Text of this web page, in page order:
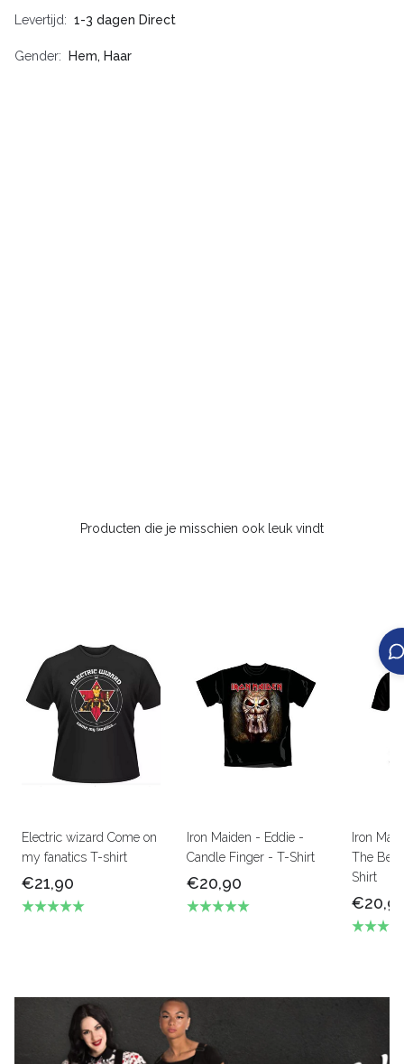
Levertijd 1-3 dagen Direct
Gender Hem, Haar
Producten die je misschien ook leuk vindt
Electric wizard Come on
my fanatics T-shirt
€21,90
Iron Maiden - Eddie -
Candle Finger - T-Shirt
€20,90
Iron
The
Shirt